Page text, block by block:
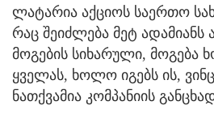
ლატარია აქციოს საერთო
რაც შეიძლება მეტ ადამიანს
მოგების სიხარული, მოგება
ყველას, ხოლო იგებს ის,
ნათქვამია კომპანიის